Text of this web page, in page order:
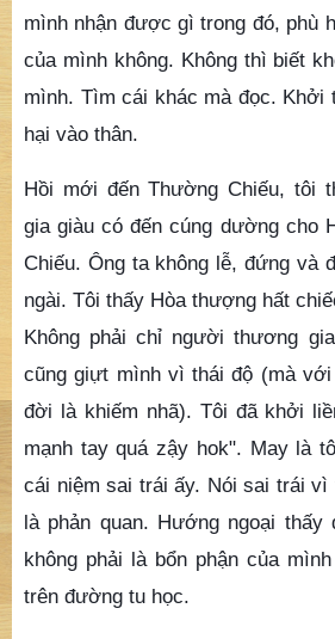
mình nhận được gì trong đó, phù
của mình không. Không thì biết
mình. Tìm cái khác mà đọc.
hại vào thân.
Hồi mới đến Thường Chiếu, tôi
gia giàu có đến cúng dường cho
Chiếu. Ông ta không lễ, đứng và
ngài. Tôi thấy Hòa thượng hất
Không phải chỉ người thương
cũng giựt mình vì thái độ (mà
đời là khiếm nhã). Tôi đã khởi
mạnh tay quá zậy hok". May là
cái niệm sai trái ấy. Nói sai trái vì
là phản quan. Hướng ngoại
không phải là bổn phận của
trên đường tu học.